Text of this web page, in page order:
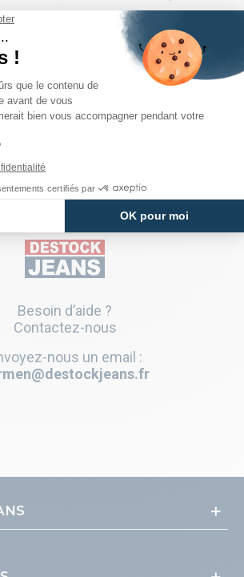
promo, nouveaux arrivages... rien ne vous
vous vite à notre newsletter pour recevoir
des données clients
Besoin d’aide ?
Contactez-nous
nous un email :